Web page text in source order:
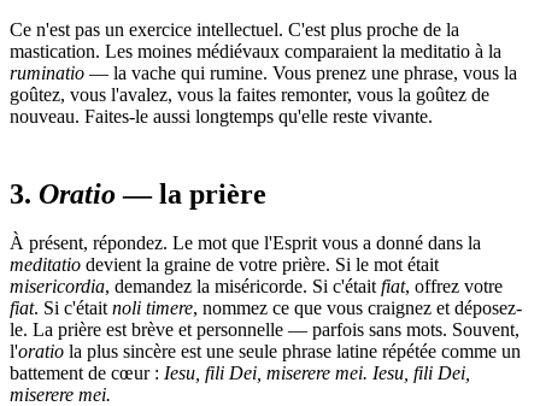
Ce n'est pas un exercice intellectuel. C'est plus proche de la
mastication. Les moines médiévaux comparaient la meditatio à la
ruminatio — la vache qui rumine. Vous prenez une phrase, vous la
goûtez, vous l'avalez, vous la faites remonter, vous la goûtez de
nouveau. Faites-le aussi longtemps qu'elle reste vivante.
3. Oratio— la prière
À présent, répondez. Le mot que l'Esprit vous a donné dans la
meditatio devient la graine de votre prière. Si le mot était
misericordia, demandez la miséricorde. Si c'était fiat, offrez votre
fiat. Si c'était noli timere, nommez ce que vous craignez et déposez-
le. La prière est brève et personnelle — parfois sans mots. Souvent,
l'oratio la plus sincère est une seule phrase latine répétée comme un
battement de cœur : Iesu, fili Dei, miserere mei. Iesu, fili Dei,
miserere mei.